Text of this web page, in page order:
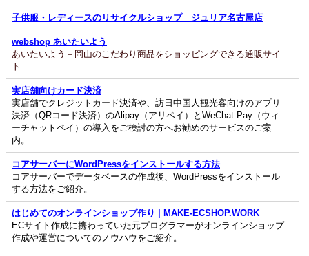
子供服・レディースのリサイクルショップ ジュリア名古屋店
webshop あいたいよう
あいたいよう－岡山のこだわり商品をショッピングできる通販サイ
ト
実店舗向けカード決済
実店舗でクレジットカード決済や、訪日中国人観光客向けのアプリ
決済（QRコード決済）のAlipay（アリペイ）とWeChat Pay（ウィ
ーチャットペイ）の導入をご検討の方へお勧めのサービスのご案
内。
コアサーバーにWordPressをインストールする方法
コアサーバーでデータベースの作成後、WordPressをインストール
する方法をご紹介。
はじめてのオンラインショップ作り | MAKE-ECSHOP.WORK
ECサイト作成に携わっていた元プログラマーがオンラインショップ
作成や運営についてのノウハウをご紹介。